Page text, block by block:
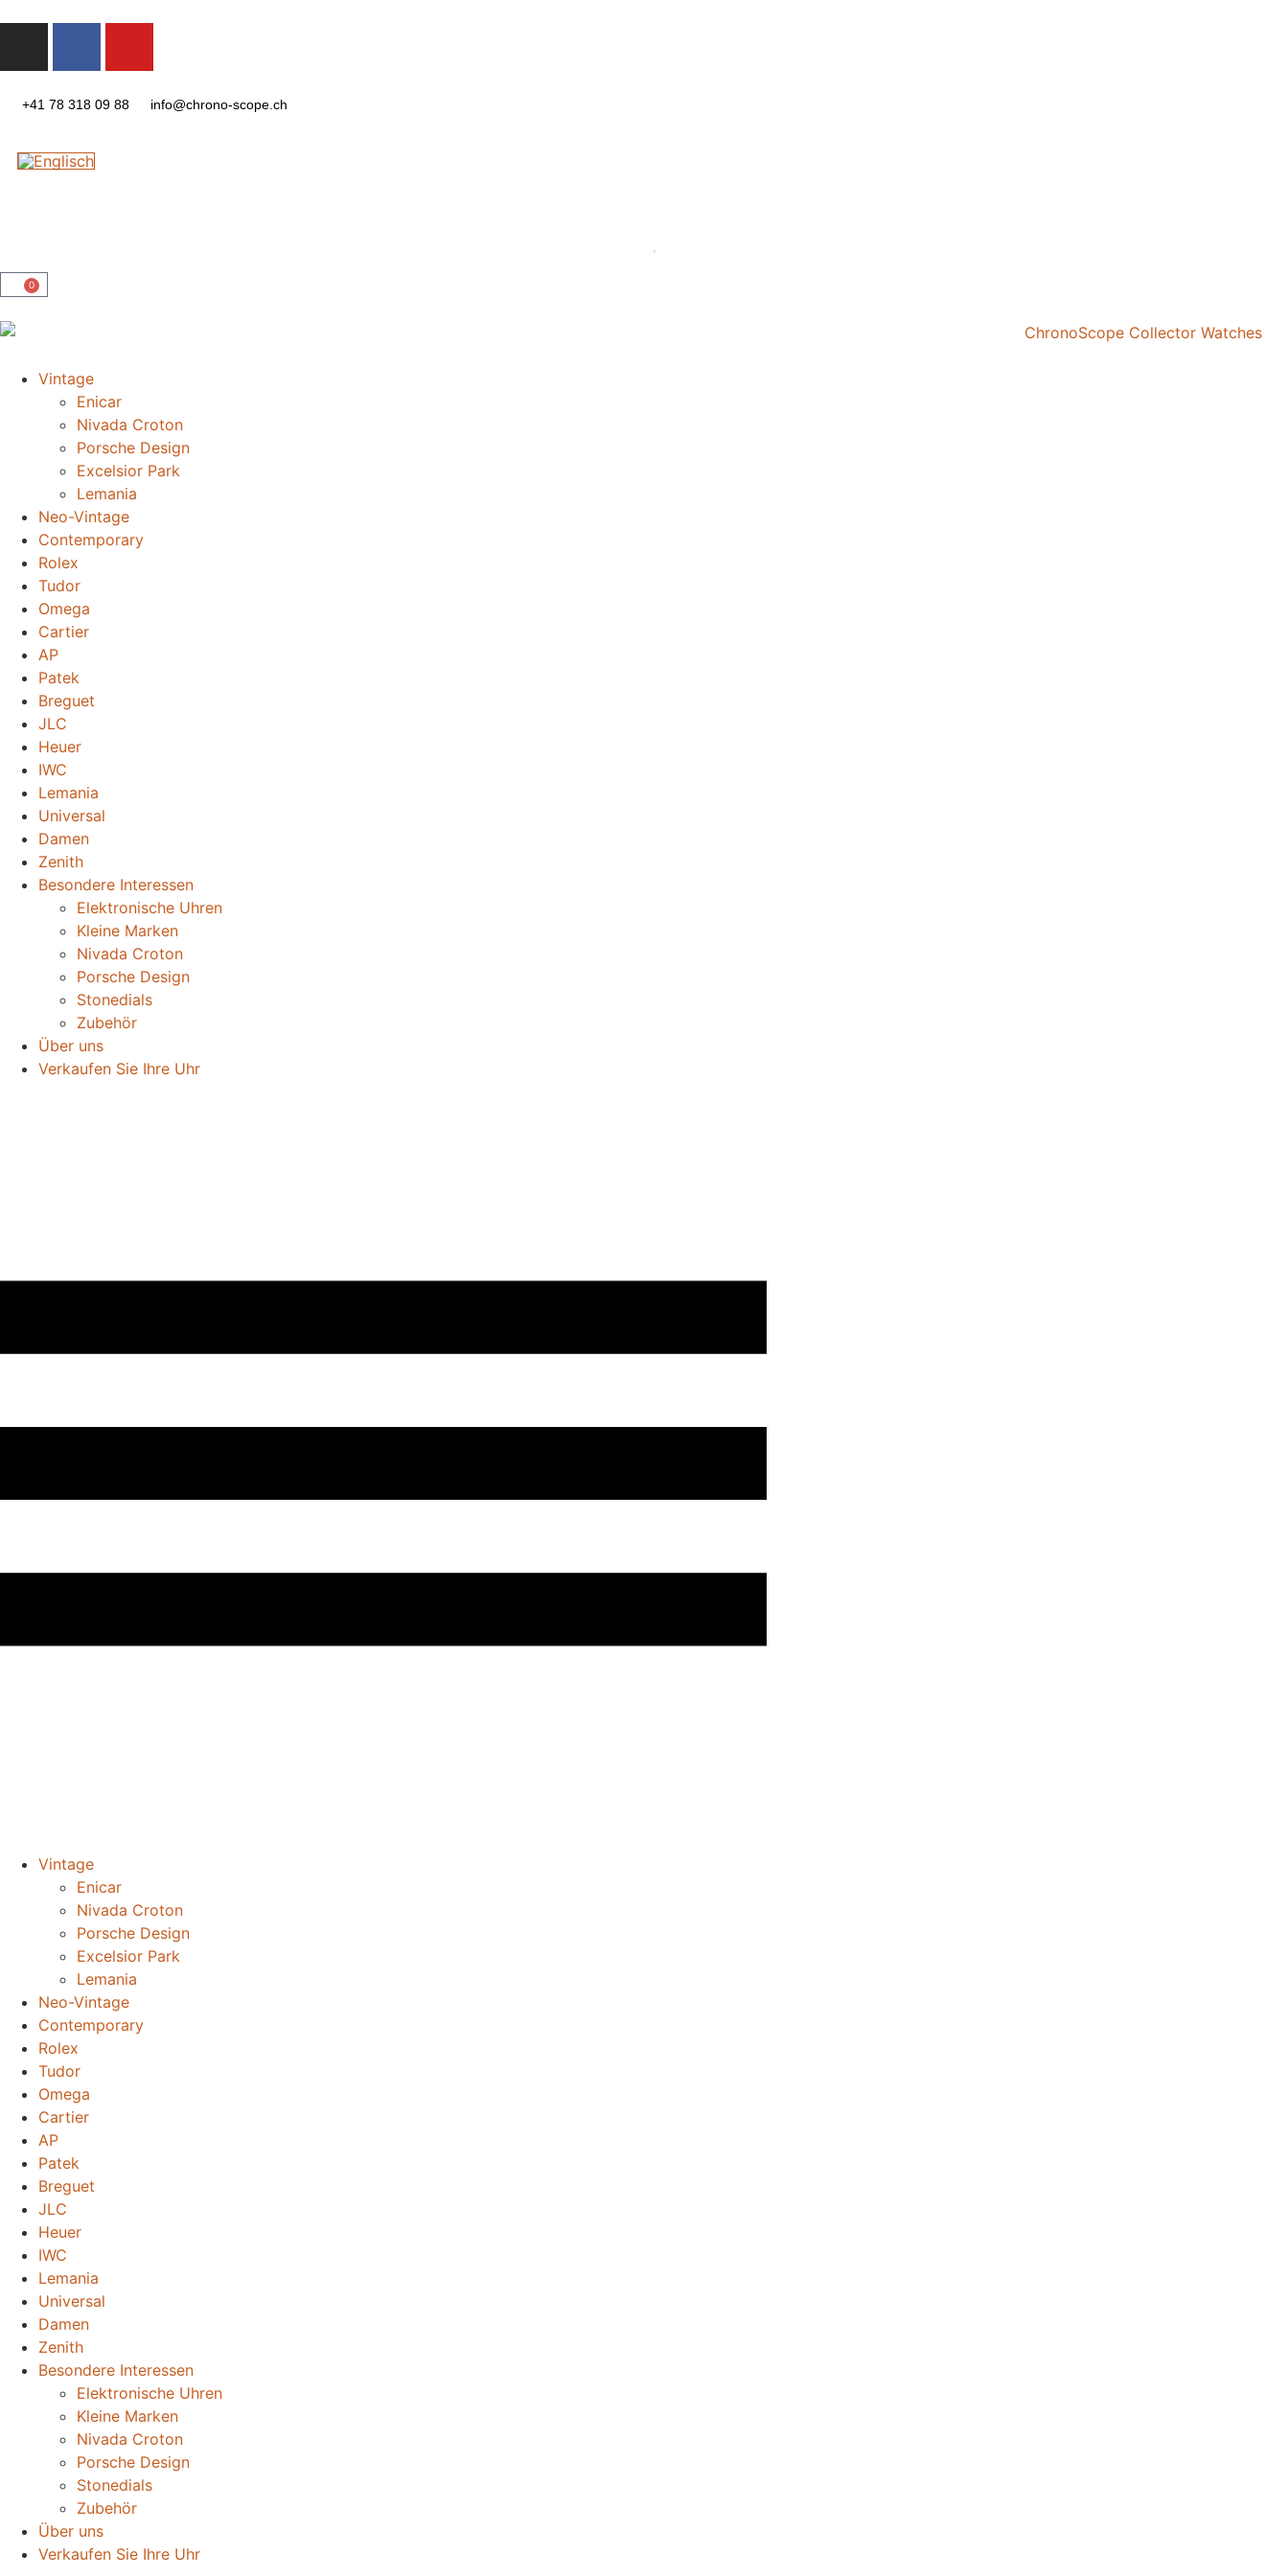
+41 78 318 09 88 info@chrono-scope.ch
0
Vintage
Enicar
Nivada Croton
Porsche Design
Excelsior Park
Lemania
Neo-Vintage
Contemporary
Rolex
Tudor
Omega
Cartier
AP
Patek
Breguet
JLC
Heuer
IWC
Lemania
Universal
Damen
Zenith
Besondere Interessen
Elektronische Uhren
Kleine Marken
Nivada Croton
Porsche Design
Stonedials
Zubehör
Über uns
Verkaufen Sie Ihre Uhr
Vintage
Enicar
Nivada Croton
Porsche Design
Excelsior Park
Lemania
Neo-Vintage
Contemporary
Rolex
Tudor
Omega
Cartier
AP
Patek
Breguet
JLC
Heuer
IWC
Lemania
Universal
Damen
Zenith
Besondere Interessen
Elektronische Uhren
Kleine Marken
Nivada Croton
Porsche Design
Stonedials
Zubehör
Über uns
Verkaufen Sie Ihre Uhr